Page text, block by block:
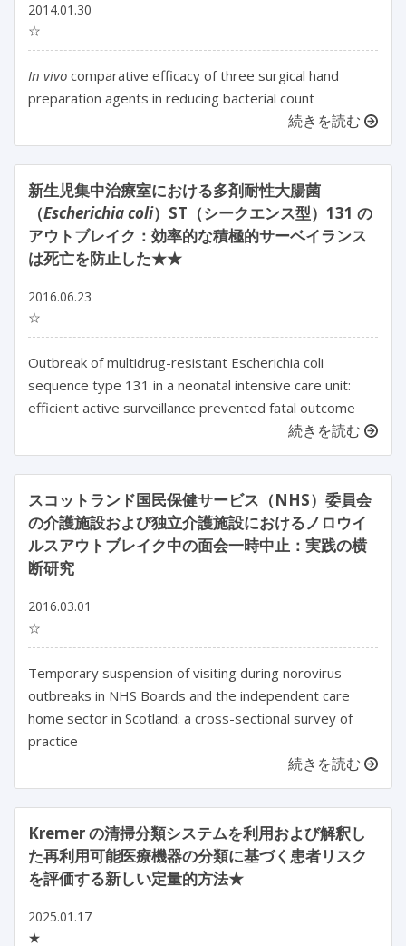
2014.01.30
☆
In vivo comparative efficacy of three surgical hand
preparation agents in reducing bacterial count
続きを読む
新生児集中治療室における多剤耐性大腸菌
（Escherichia coli）ST（シークエンス型）131 の
アウトブレイク：効率的な積極的サーベイランス
は死亡を防止した★★
2016.06.23
☆
Outbreak of multidrug-resistant Escherichia coli
sequence type 131 in a neonatal intensive care unit:
efficient active surveillance prevented fatal outcome
続きを読む
スコットランド国民保健サービス（NHS）委員会
の介護施設および独立介護施設におけるノロウイ
ルスアウトブレイク中の面会一時中止：実践の横
断研究
2016.03.01
☆
Temporary suspension of visiting during norovirus
outbreaks in NHS Boards and the independent care
home sector in Scotland: a cross-sectional survey of
practice
続きを読む
Kremer の清掃分類システムを利用および解釈し
た再利用可能医療機器の分類に基づく患者リスク
を評価する新しい定量的方法★
2025.01.17
★